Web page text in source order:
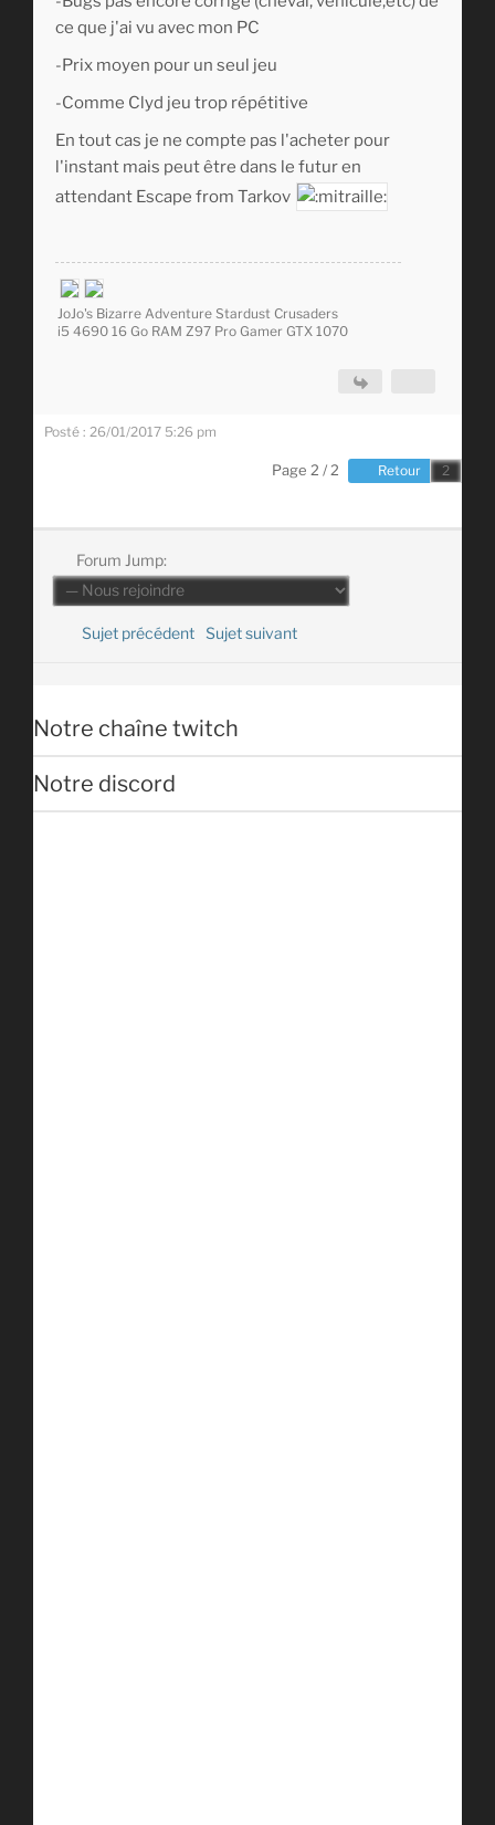
ce que j'ai vu avec mon PC
-Prix moyen pour un seul jeu
-Comme Clyd jeu trop répétitive
En tout cas je ne compte pas l'acheter pour
l'instant mais peut être dans le futur en
attendant Escape from Tarkov
JoJo's Bizarre Adventure Stardust Crusaders
i5 4690 16 Go RAM Z97 Pro Gamer GTX 1070
Posté : 26/01/2017 5:26 pm
Page 2 / 2 Retour
Forum Jump:
Sujet précédent Sujet suivant
Notre chaîne twitch
Notre discord